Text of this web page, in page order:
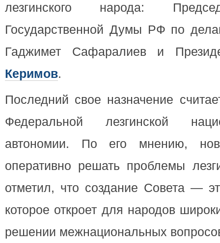
лезгинского народа:
Государственной Думы РФ по
Гаджимет Сафаралиев и
Керимов.
Последний свое назначение
Федеральной лезгинской
автономии. По его мнению,
оперативно решать проблемы
отметил, что создание Совета —
которое откроет для народов
решении межнациональных